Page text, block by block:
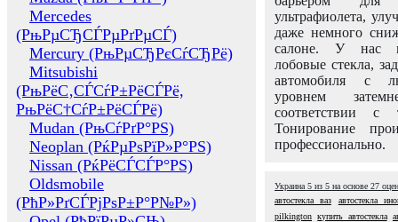
Mercedes
(РњРµСЂСЃРµРґРµСЃ)
Mercury (РњРµСЂРєСѓСЂРё)
Mitsubishi
(РњРёС‚СЃСѓР±РёСЃРё,
РњРёС†СѓР±РёСЃРё)
Mudan (РњСѓРґР°РЅ)
Neoplan (РќРµРѕРїР»Р°РЅ)
Nissan (РќРёСЃСЃР°РЅ)
Oldsmobile
(РћР»РґСЃРјРѕР±Р°Р№Р»)
ультрафиолета,
даже немного
салоне. У нас
лобовые стекла,
автомобиля с
уровнем
соответствии с
Тонирование
профессионально.
Украина 5 из 5 на основе 27
автостекла ваз
автостекла
pilkington купить автостекла